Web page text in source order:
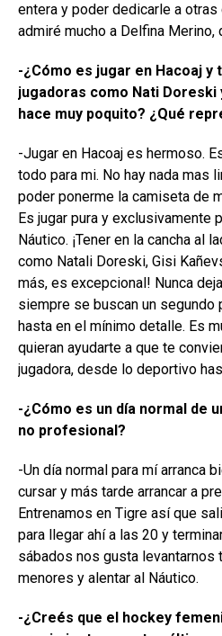
entera y poder dedicarle a otras
admiré mucho a Delfina Merino,
-¿Cómo es jugar en Hacoaj y
jugadoras como Nati Doreski
hace muy poquito? ¿Qué
-Jugar en Hacoaj es hermoso.
todo para mi. No hay nada mas
poder ponerme la camiseta de
Es jugar pura y exclusivamente
Náutico. ¡Tener en la cancha al
como Natali Doreski, Gisi
más, es excepcional! Nunca
siempre se buscan un segundo
hasta en el mínimo detalle. Es
quieran ayudarte a que te
jugadora, desde lo deportivo
-¿Cómo es un día normal de
no profesional?
-Un día normal para mí arranca
cursar y más tarde arrancar a
Entrenamos en Tigre así que
para llegar ahí a las 20 y
sábados nos gusta levantarnos
menores y alentar al Náutico.
-¿Creés que el hockey